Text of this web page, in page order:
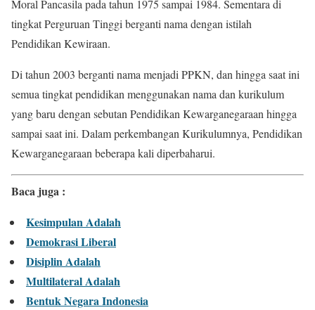
Moral Pancasila pada tahun 1975 sampai 1984. Sementara di
tingkat Perguruan Tinggi berganti nama dengan istilah
Pendidikan Kewiraan.
Di tahun 2003 berganti nama menjadi PPKN, dan hingga saat ini
semua tingkat pendidikan menggunakan nama dan kurikulum
yang baru dengan sebutan Pendidikan Kewarganegaraan hingga
sampai saat ini. Dalam perkembangan Kurikulumnya, Pendidikan
Kewarganegaraan beberapa kali diperbaharui.
Baca juga :
Kesimpulan Adalah
Demokrasi Liberal
Disiplin Adalah
Multilateral Adalah
Bentuk Negara Indonesia